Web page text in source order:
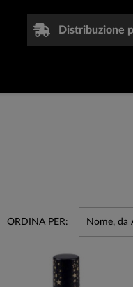
Distribuzione
ORDINA PER: Nome, da